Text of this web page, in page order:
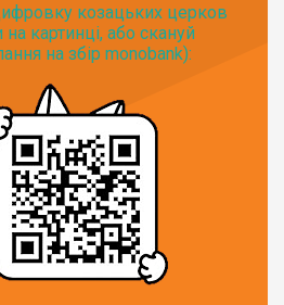
козацьких церков
на картинці, або скануй
на збір monobank):